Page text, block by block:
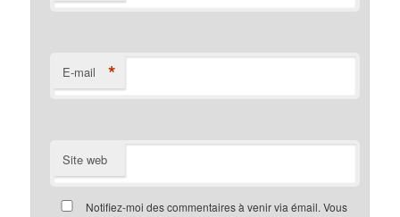
E-mail *
Site web
Notifiez-moi des commentaires à venir via émail. Vous